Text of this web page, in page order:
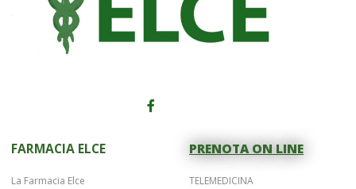
FARMACIA ELCE
La Farmacia Elce
PRENOTA ON LINE
TELEMEDICINA